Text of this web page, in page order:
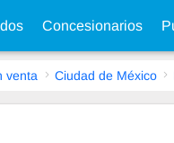
Concesionarios
venta Ciudad de México